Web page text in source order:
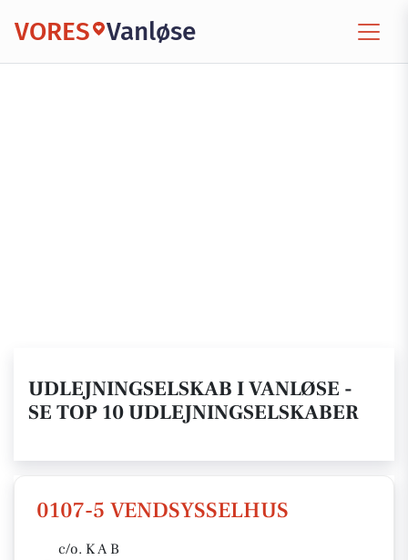
VORES Vanløse
UDLEJNINGSELSKAB I VANLØSE -
SE TOP 10 UDLEJNINGSELSKABER
0107-5 VENDSYSSELHUS
c/o. K A B